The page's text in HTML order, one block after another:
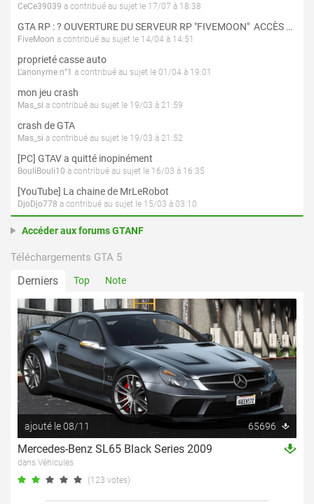
CeCe39039 a contribué au sujet le 17/07 à 18:38
GTA RP : ? OUVERTURE DU SERVEUR RP "FIVEMOON"  ACCÈS LIBRE ?
FiveMoon a contribué au sujet le 14/04 à 14:51
proprieté casse auto
L'anonyme n°1 a contribué au sujet le 01/04 à 19:01
mon jeu crash
Mas_si a contribué au sujet le 19/03 à 21:59
crash de GTA
Mas_si a contribué au sujet le 19/03 à 21:52
[PC] GTAV a quitté inopinément
BouliBouli10 a contribué au sujet le 16/03 à 16:35
[YouTube] La chaine de MrLeRobot
DjoDjo778 a contribué au sujet le 15/03 à 03:10
Accéder aux forums GTANF
Téléchargements GTA 5
Derniers Top Note
ajouté le 08/11 65696
Mercedes-Benz SL65 Black Series 2009
dans Véhicules
(123 votes)